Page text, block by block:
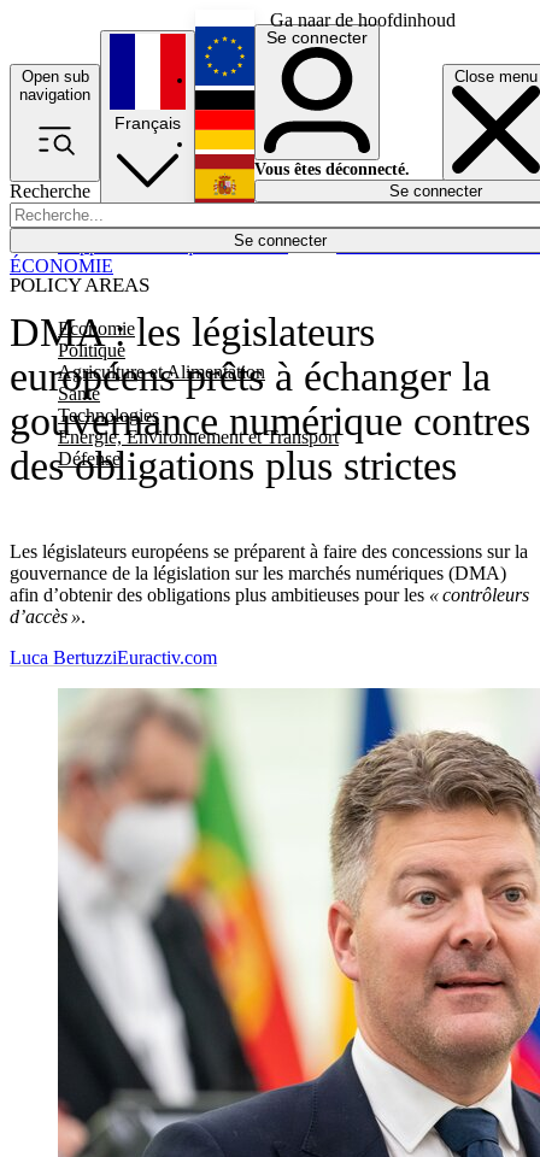
Ga naar de hoofdinhoud
Open sub
navigation
Close menu
Recherche
Se connecter
POLICY AREAS
Economie
Politique
Agriculture et Alimentation
Santé
Technologies
Energie, Environnement et Transport
Défense
Économie
Français
English
Deutsch
Español
Se connecter
Vous êtes déconnecté.
Se connecter
DMA : les législateurs
européens prêts à échanger la
gouvernance numérique contres
des obligations plus strictes
Les législateurs européens se préparent à faire des concessions sur la
gouvernance de la législation sur les marchés numériques (DMA)
afin d’obtenir des obligations plus ambitieuses pour les « contrôleurs
d’accès ».
ÉCONOMIE
Luca BertuzziEuractiv.com